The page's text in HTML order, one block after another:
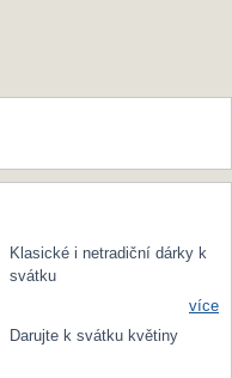
Klasické i netradiční dárky k
svátku
více
Darujte k svátku květiny